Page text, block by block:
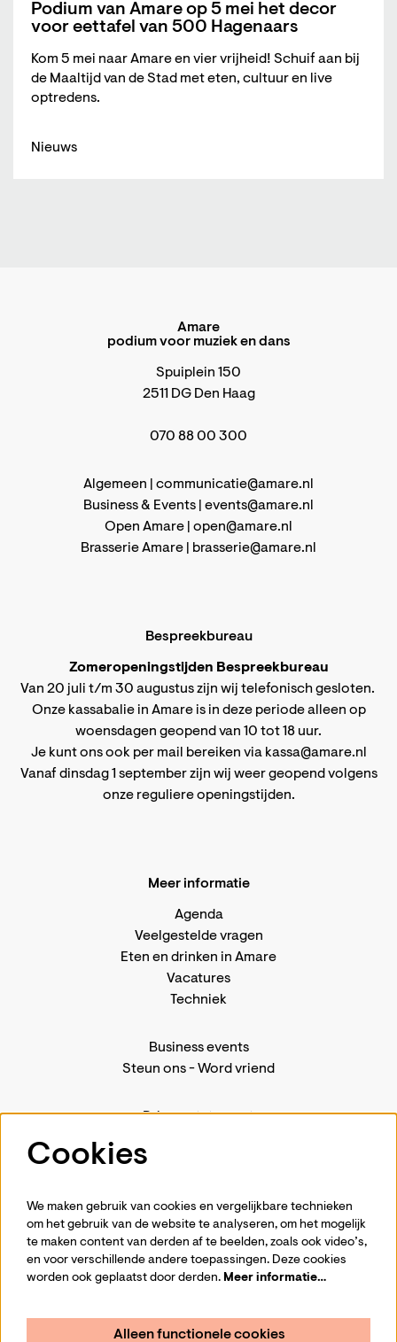
Podium van Amare op 5 mei het decor
voor eettafel van 500 Hagenaars
Kom 5 mei naar Amare en vier vrijheid! Schuif aan bij
de Maaltijd van de Stad met eten, cultuur en live
optredens.
Nieuws
Amare
podium voor muziek en dans
Spuiplein 150
2511 DG Den Haag
070 88 00 300
Algemeen | communicatie@amare.nl
Business & Events | events@amare.nl
Open Amare | open@amare.nl
Brasserie Amare |
brasserie@amare.nl
Bespreekbureau
Zomeropeningstijden Bespreekbureau
Van 20 juli t/m 30 augustus zijn wij telefonisch gesloten.
Onze kassabalie in Amare is in deze periode alleen op
woensdagen geopend van 10 tot 18 uur.
Je kunt ons ook per mail bereiken via kassa@amare.nl
Vanaf dinsdag 1 september zijn wij weer geopend volgens
onze reguliere openingstijden.
Meer informatie
Agenda
Veelgestelde vragen
Eten en drinken in Amare
Vacatures
Techniek
Business events
Steun ons-Word vriend
Privacystatement
Volg ons
Cookies
We maken gebruik van cookies en vergelijkbare technieken
om het gebruik van de website te analyseren, om het mogelijk
te maken content van derden af te beelden, zoals ook video’s,
en voor verschillende andere toepassingen. Deze cookies
worden ook geplaatst door derden. Meer informatie…
Alleen functionele cookies